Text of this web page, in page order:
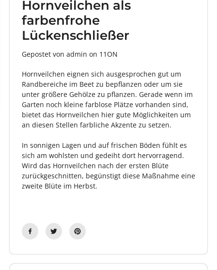
Hornveilchen als
farbenfrohe
Lückenschließer
Gepostet von admin on 11ON
Hornveilchen eignen sich ausgesprochen gut um
Randbereiche im Beet zu bepflanzen oder um sie
unter größere Gehölze zu pflanzen. Gerade wenn im
Garten noch kleine farblose Plätze vorhanden sind,
bietet das Hornveilchen hier gute Möglichkeiten um
an diesen Stellen farbliche Akzente zu setzen.
In sonnigen Lagen und auf frischen Böden fühlt es
sich am wohlsten und gedeiht dort hervorragend.
Wird das Hornveilchen nach der ersten Blüte
zurückgeschnitten, begünstigt diese Maßnahme eine
zweite Blüte im Herbst.